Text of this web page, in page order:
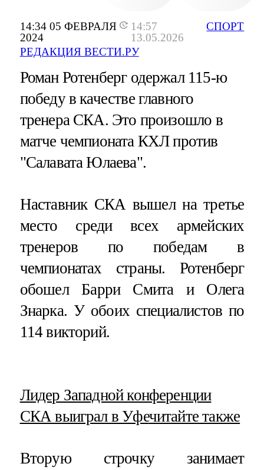
14:34 05 ФЕВРАЛЯ
2024
14:57
13.05.2026
РЕДАКЦИЯ ВЕСТИ.РУ
СПОРТ
Роман Ротенберг одержал 115-ю
победу в качестве главного
тренера СКА. Это произошло в
матче чемпионата КХЛ против
"Салавата Юлаева".
Наставник СКА вышел на третье
место среди всех армейских
тренеров по победам в
чемпионатах страны. Ротенберг
обошел Барри Смита и Олега
Знарка. У обоих специалистов по
114 викторий.
​Лидер Западной конференции
СКА выиграл в Уфечитайте также
Вторую строчку занимает